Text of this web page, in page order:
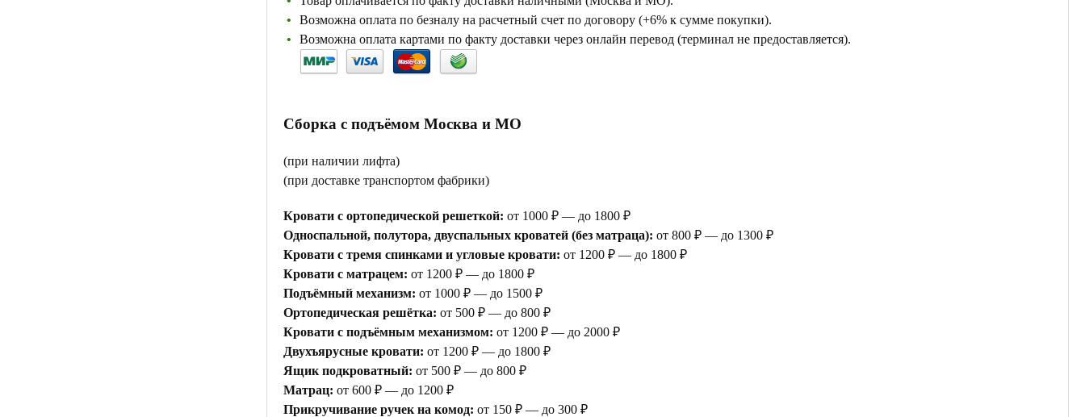
Возможна оплата по безналу на расчетный счет по договору (+6% к сумме покупки).
Возможна оплата картами по факту доставки через онлайн перевод (терминал не предоставляется).
Сборка с подъёмом Москва и МО
(при наличии лифта)
(при доставке транспортом фабрики)
Кровати с ортопедической решеткой: от 1000 ₽ — до 1800 ₽
Односпальной, полутора, двуспальных кроватей (без матраца): от 800 ₽ — до 1300 ₽
Кровати с тремя спинками и угловые кровати: от 1200 ₽ — до 1800 ₽
Кровати с матрацем: от 1200 ₽ — до 1800 ₽
Подъёмный механизм: от 1000 ₽ — до 1500 ₽
Ортопедическая решётка: от 500 ₽ — до 800 ₽
Кровати с подъёмным механизмом: от 1200 ₽ — до 2000 ₽
Двухъярусные кровати: от 1200 ₽ — до 1800 ₽
Ящик подкроватный: от 500 ₽ — до 800 ₽
Матрац: от 600 ₽ — до 1200 ₽
Прикручивание ручек на комод: от 150 ₽ — до 300 ₽